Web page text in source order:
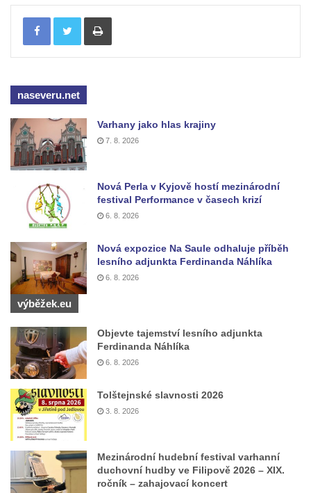
Křížová cesta Římov – XI. kaple – Ježíš
haněn a tupen
Křížová cesta Římov – X. kaple – U
Křížová cesta Římov – IX. kaple – U
Křížová cesta Římov – VIII. kaple – Kristus
svázán a ze zahrady vyhnán
Jidášovo
Křížová cesta Římov – VI. kaple – Olivetská
Křížová cesta Římov – V. kaple – Smutná
duše
Křížová cesta Římov – IV. kaple – Pustá ves
Křížová cesta Římov – III. kaple – Stádní
brána
Křížová cesta Římov – II. kaple – Poslední
večeře Páně
Křížová cesta Římov – I. kaple – Loučení
Ježíše s Pannou Marií
Márnice na hřbitově v Římově
Kaple v Horním Třeboníně
Kaple Panny Marie v Horním Třeboníně
Tisknout
naseveru.net
Varhany jako hlas krajiny
7. 8. 2026
Nová Perla v Kyjově hostí mezinárodní
festival Performance v časech krizí
6. 8. 2026
Nová expozice Na Saule odhaluje příběh
lesního adjunkta Ferdinanda Náhlíka
6. 8. 2026
výběžek.eu
Objevte tajemství lesního adjunkta
Ferdinanda Náhlíka
6. 8. 2026
Tolštejnské slavnosti 2026
3. 8. 2026
Mezinárodní hudební festival varhanní
duchovní hudby ve Filipově 2026 – XIX.
ročník – zahajovací koncert